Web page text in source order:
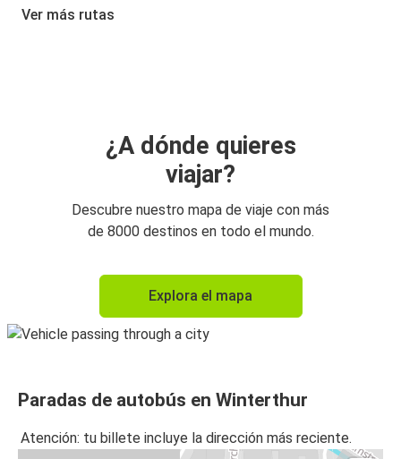
Winterthur
Winterthur
Praga
Ver más rutas
¿A dónde quieres
viajar?
Descubre nuestro mapa de viaje con más
de 8000 destinos en todo el mundo.
Explora el mapa
Paradas de autobús en Winterthur
Atención: tu billete incluye la dirección más reciente.